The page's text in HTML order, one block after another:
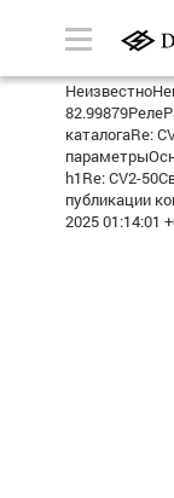
каталогаRe:
h1Re: CV2-
публикации
2025 01:14:01